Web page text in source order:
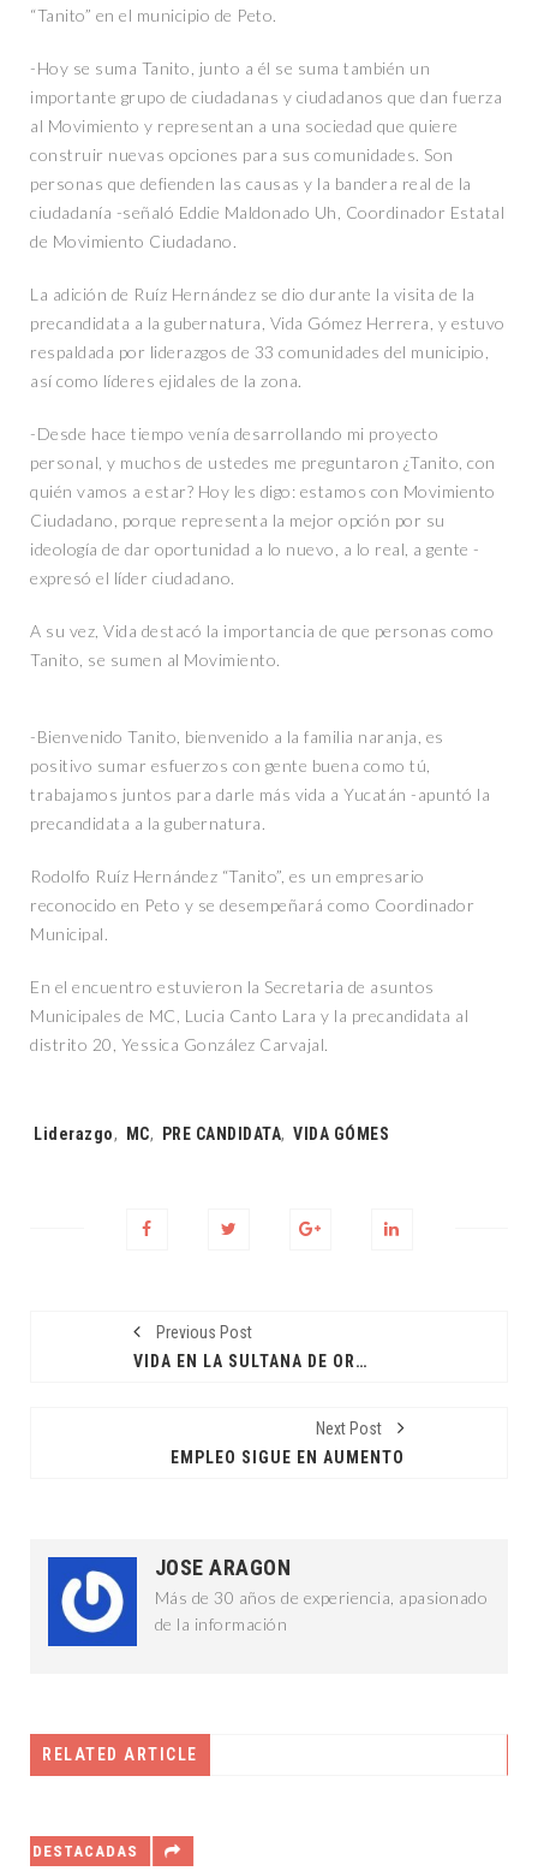
“Tanito” en el municipio de Peto.
-Hoy se suma Tanito, junto a él se suma también un
importante grupo de ciudadanas y ciudadanos que dan fuerza
al Movimiento y representan a una sociedad que quiere
construir nuevas opciones para sus comunidades. Son
personas que defienden las causas y la bandera real de la
ciudadanía -señaló Eddie Maldonado Uh, Coordinador Estatal
de Movimiento Ciudadano.
La adición de Ruíz Hernández se dio durante la visita de la
precandidata a la gubernatura, Vida Gómez Herrera, y estuvo
respaldada por liderazgos de 33 comunidades del municipio,
así como líderes ejidales de la zona.
-Desde hace tiempo venía desarrollando mi proyecto
personal, y muchos de ustedes me preguntaron ¿Tanito, con
quién vamos a estar? Hoy les digo: estamos con Movimiento
Ciudadano, porque representa la mejor opción por su
ideología de dar oportunidad a lo nuevo, a lo real, a gente -
expresó el líder ciudadano.
A su vez, Vida destacó la importancia de que personas como
Tanito, se sumen al Movimiento.
-Bienvenido Tanito, bienvenido a la familia naranja, es
positivo sumar esfuerzos con gente buena como tú,
trabajamos juntos para darle más vida a Yucatán -apuntó la
precandidata a la gubernatura.
Rodolfo Ruíz Hernández “Tanito”, es un empresario
reconocido en Peto y se desempeñará como Coordinador
Municipal.
En el encuentro estuvieron la Secretaria de asuntos
Municipales de MC, Lucia Canto Lara y la precandidata al
distrito 20, Yessica González Carvajal.
Tags:
Liderazgo, MC, PRE CANDIDATA, VIDA GÓMES
Previous Post
VIDA EN LA SULTANA DE ORIENTE
Next Post
EMPLEO SIGUE EN AUMENTO
JOSE ARAGON
Más de 30 años de experiencia, apasionado
de la información
RELATED ARTICLE
AYUNTAMIENTO